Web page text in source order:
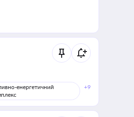
енергетичний
+9